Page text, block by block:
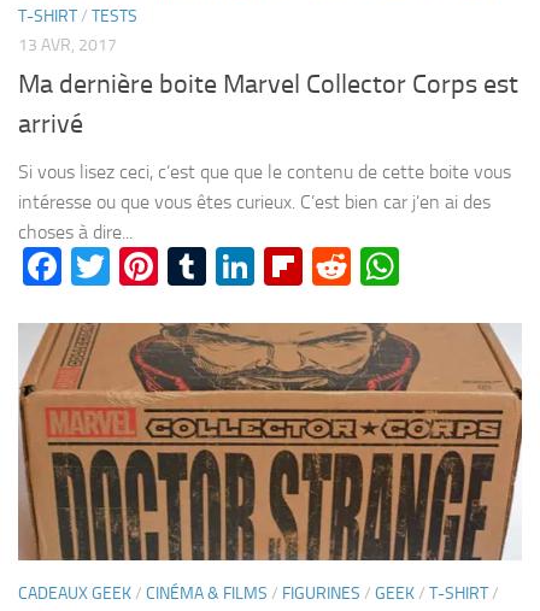
T-SHIRT/ TESTS
13 AVR, 2017
Ma dernière boite Marvel Collector Corps est
arrivé
Si vous lisez ceci, c’est que que le contenu de cette boite vous
intéresse ou que vous êtes curieux. C’est bien car j’en ai des
choses à dire...
Facebook
TwitterPinterest
TumblrLinkedIn
Flipboard
Reddit
CADEAUX GEEK/ CINÉMA & FILMS / FIGURINES / GEEK/ T-SHIRT/